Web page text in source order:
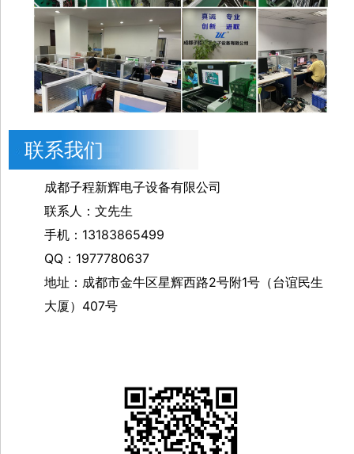
联系我们
成都子程新辉电子设备有限公司
联系人：文先生
手机：13183865499
QQ：1977780637
地址：成都市金牛区星辉西路2号附1号（台谊民生
大厦）407号